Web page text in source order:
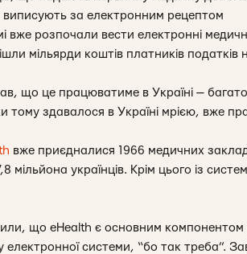
виписують за електронним рецептом
вже розпочали вести електронні
мільярди коштів платників податків
що це працюватиме в Україні —
тому здавалося в Україні мрією, вже
вже приєдналися 1966 медичних
мільйона українців. Крім цього із
що eHealth є основним компонентом
системи, “бо так треба”.